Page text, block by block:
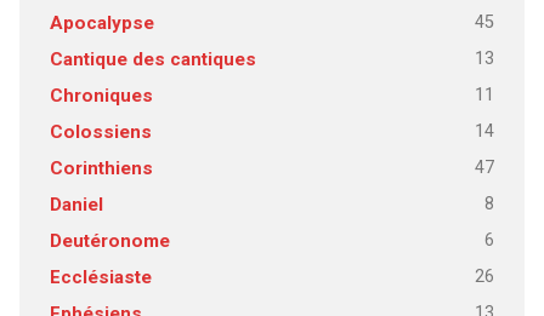
Apocalypse 45
Cantique des cantiques 13
Chroniques 11
Colossiens 14
Corinthiens 47
Daniel 8
Deutéronome 6
Ecclésiaste 26